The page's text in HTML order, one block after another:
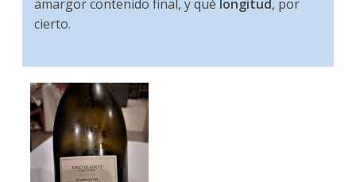
amargor contenido final, y qué longitud, por
cierto.